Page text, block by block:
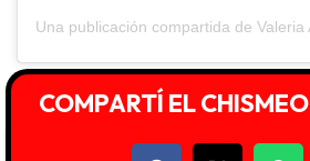
COMPARTÍ EL CHISMEO